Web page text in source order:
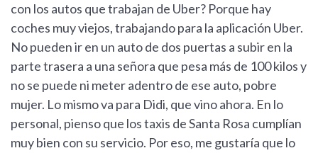
con los autos que trabajan de Uber? Porque hay
coches muy viejos, trabajando para la aplicación Uber.
No pueden ir en un auto de dos puertas a subir en la
parte trasera a una señora que pesa más de 100 kilos y
no se puede ni meter adentro de ese auto, pobre
mujer. Lo mismo va para Didi, que vino ahora. En lo
personal, pienso que los taxis de Santa Rosa cumplían
muy bien con su servicio. Por eso, me gustaría que lo